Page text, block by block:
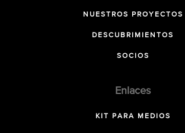
NUESTROS PROYECTOS
DESCUBRIMIENTOS
SOCIOS
Enlaces
KIT PARA MEDIOS